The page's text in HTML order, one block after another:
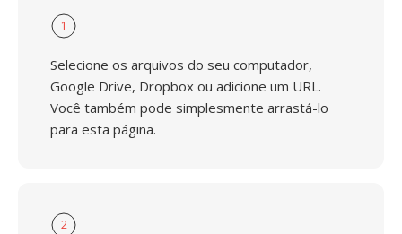
1
Selecione os arquivos do seu computador,
Google Drive, Dropbox ou adicione um URL.
Você também pode simplesmente arrastá-lo
para esta página.
2